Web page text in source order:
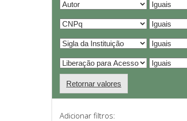
Retornar valores
Adicionar filtros: